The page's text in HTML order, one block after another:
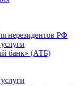
нерезидентов РФ
банк» (АТБ)